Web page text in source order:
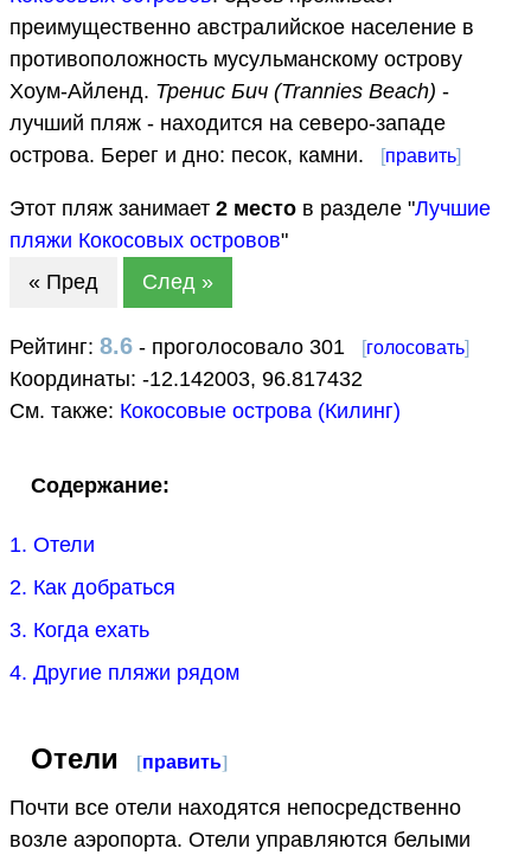
преимущественно австралийское население в
противоположность мусульманскому острову
Хоум-Айленд. Тренис Бич (Trannies Beach) -
лучший пляж - находится на северо-западе
острова. Берег и дно: песок, камни.
[править]
Этот пляж занимает 2 место в разделе "Лучшие
пляжи Кокосовых островов"
« Пред
След »
Рейтинг: 8.6 - проголосовало 301 [голосовать]
Координаты: -12.142003, 96.817432
См. также: Кокосовые острова (Килинг)
Содержание:
1. Отели
2. Как добраться
3. Когда ехать
4. Другие пляжи рядом
Отели [править]
Почти все отели находятся непосредственно
возле аэропорта. Отели управляются белыми